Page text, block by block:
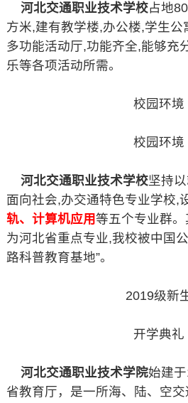
河北交通职业技术学校占地
方米,建有教学楼,办公楼,学生
多功能活动厅,功能齐全,能够充
乐等各项活动所需。
校园环境
校园环境
河北交通职业技术学校坚持
面向社会,办交通特色专业学校,
轨、计算机应用等五个专业群
为河北省重点专业,我校被中国
路科普教育基地”。
2019级新
开学典礼
河北交通职业技术学院始建
省教育厅，是一所海、陆、空